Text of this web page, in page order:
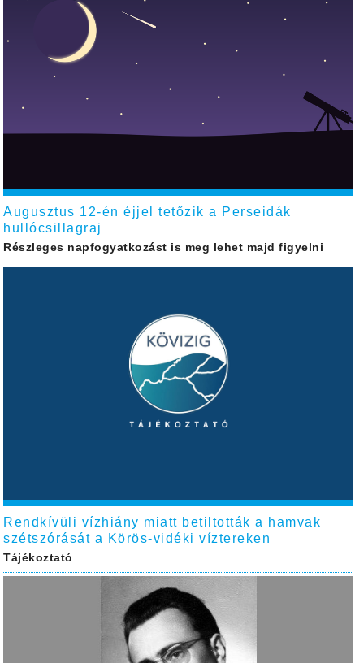
Augusztus 12-én éjjel tetőzik a Perseidák
hullócsillagraj
Részleges napfogyatkozást is meg lehet majd figyelni
Rendkívüli vízhiány miatt betiltották a hamvak
szétszórását a Körös-vidéki víztereken
Tájékoztató